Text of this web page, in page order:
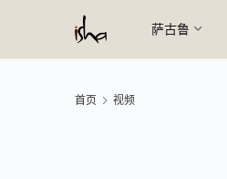
萨古鲁
首页 视频